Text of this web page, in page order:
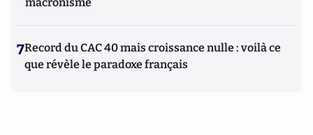
7Record du CAC 40 mais croissance nulle : voilà ce
que révèle le paradoxe français